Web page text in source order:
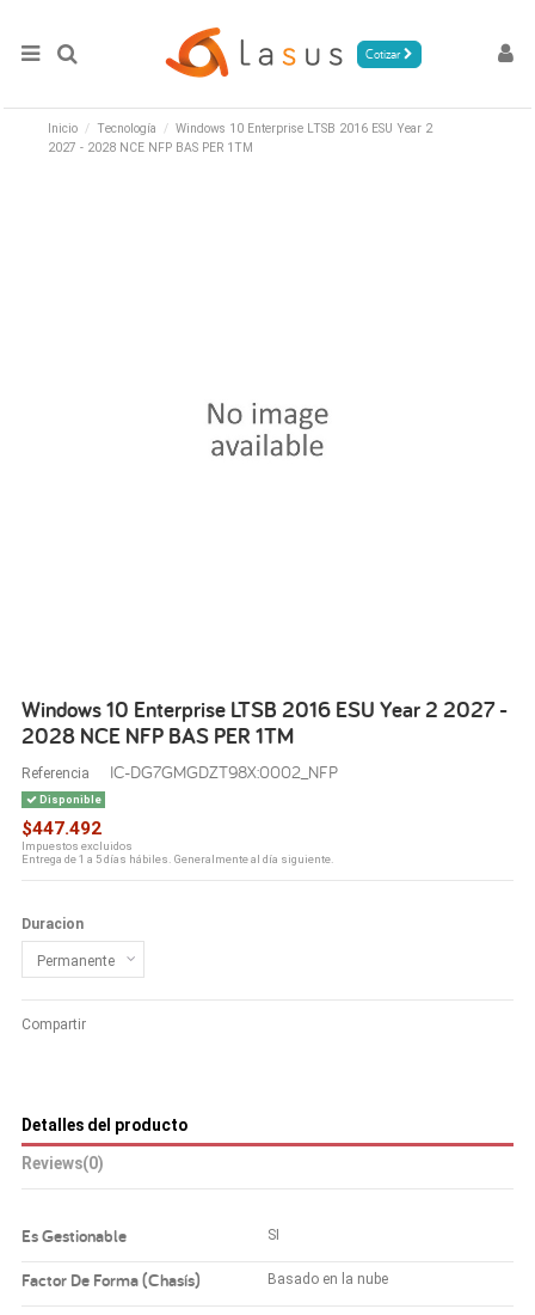
Cotizar
Inicio Tecnología
Windows 10 Enterprise LTSB 2016 ESU Year 2
2027 - 2028 NCE NFP BAS PER 1TM
Windows 10 Enterprise LTSB 2016 ESU Year 2 2027 -
2028 NCE NFP BAS PER 1TM
Referencia IC-DG7GMGDZT98X:0002_NFP
Disponible
$447.492
Impuestos excluidos
Entrega de 1 a 5 días hábiles. Generalmente al día siguiente.
Duracion
Compartir
Detalles del producto
Reviews(0)
Es Gestionable SI
Factor De Forma (Chasís) Basado en la nube